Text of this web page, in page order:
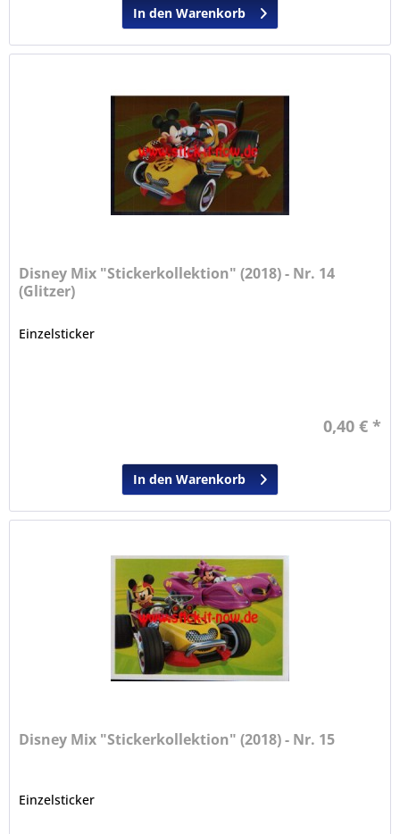
In den Warenkorb
Disney Mix "Stickerkollektion" (2018) - Nr. 14
(Glitzer)
Einzelsticker
0,40 € *
In den Warenkorb
Disney Mix "Stickerkollektion" (2018) - Nr. 15
Einzelsticker